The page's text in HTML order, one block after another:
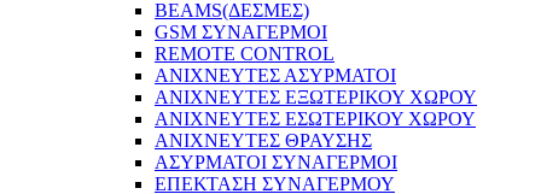
BEAMS(ΔΕΣΜΕΣ)
GSM ΣΥΝΑΓΕΡΜΟΙ
REMOTE CONTROL
ΑΝΙΧΝΕΥΤΕΣ ΑΣΥΡΜΑΤΟΙ
ΑΝΙΧΝΕΥΤΕΣ ΕΞΩΤΕΡΙΚΟΥ ΧΩΡΟΥ
ΑΝΙΧΝΕΥΤΕΣ ΕΣΩΤΕΡΙΚΟΥ ΧΩΡΟΥ
ΑΝΙΧΝΕΥΤΕΣ ΘΡΑΥΣΗΣ
ΑΣΥΡΜΑΤΟΙ ΣΥΝΑΓΕΡΜΟΙ
ΕΠΕΚΤΑΣΗ ΣΥΝΑΓΕΡΜΟΥ